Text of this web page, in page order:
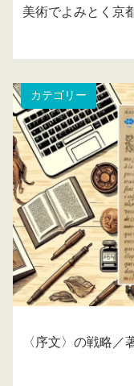
美術でよみとく京
カテゴリー
〈序文〉の戦略／